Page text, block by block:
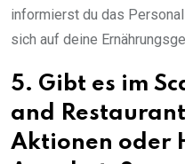
informierst du das
sich auf deine
5. Gibt es im
and
Aktionen oder